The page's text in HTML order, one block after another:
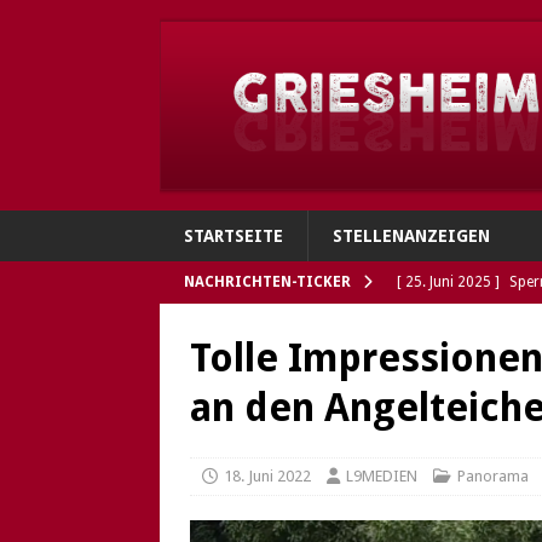
STARTSEITE STELLENANZEIGEN
NACHRICHTEN-TICKER [ 25. Juni 2025 ]
[ 4. Juni 2025 ]
[ 4. Juni 2025 ]
[ 5. Mai 2025 ]
Öffnungszeiten des
Tolle
an den
18. Juni 2022 L9MEDIEN Panorama